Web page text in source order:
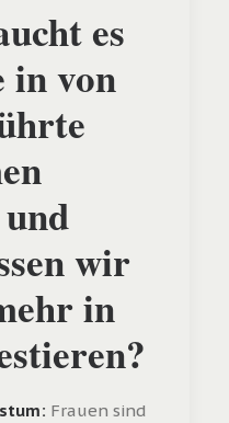
es
in von
wir
in
Frauen sind